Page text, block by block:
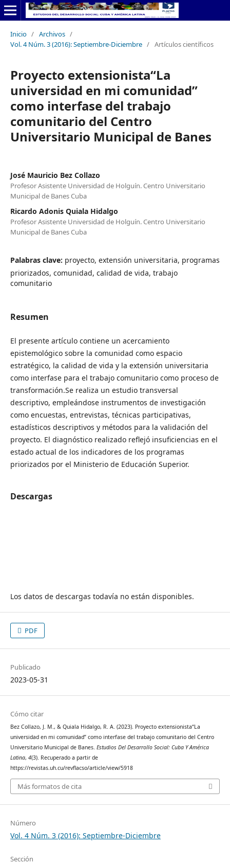
Inicio / Archivos /
Vol. 4 Núm. 3 (2016): Septiembre-Diciembre / Artículos científicos
Proyecto extensionista“La
universidad en mi comunidad”
como interfase del trabajo
comunitario del Centro
Universitario Municipal de Banes
José Mauricio Bez Collazo
Profesor Asistente Universidad de Holguín. Centro Universitario
Municipal de Banes Cuba
Ricardo Adonis Quiala Hidalgo
Profesor Asistente Universidad de Holguín. Centro Universitario
Municipal de Banes Cuba
Palabras clave: proyecto, extensión universitaria, programas
priorizados, comunidad, calidad de vida, trabajo
comunitario
Resumen
El presente artículo contiene un acercamiento
epistemológico sobre la comunidad como espacio
estratégico, la calidad de vida y la extensión universitaria
como interfase para el trabajo comunitario como proceso de
transformación.Se realiza un estudio transversal
descriptivo, empleándose instrumentos de investigación
como encuestas, entrevistas, técnicas participativas,
estadísticos descriptivos y métodos para la validación del
proyecto. El diagnóstico realizado reflejó insuficiencias en el
estado actual de los indicadores de los programas
priorizados por el Ministerio de Educación Superior.
Descargas
Los datos de descargas todavía no están disponibles.
PDF
Publicado
2023-05-31
Cómo citar
Bez Collazo, J. M., & Quiala Hidalgo, R. A. (2023). Proyecto extensionista“La
universidad en mi comunidad” como interfase del trabajo comunitario del Centro
Universitario Municipal de Banes. Estudios Del Desarrollo Social: Cuba Y América
Latina, 4(3). Recuperado a partir de
https://revistas.uh.cu/revflacso/article/view/5918
Más formatos de cita
Número
Vol. 4 Núm. 3 (2016): Septiembre-Diciembre
Sección